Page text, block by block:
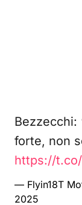
Bezzecchi:
forte, non
https://t.co/
— Flyin18T
2025